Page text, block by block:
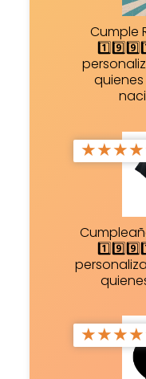
Cumple
★★★★
★★★★